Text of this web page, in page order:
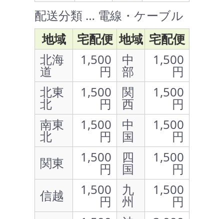
配送分類 … 電線・ケーブル
地域
宅配便 地域 宅配便
北海
道
1,500
円
中
部
1,500
円
北東
北
1,500
円
関
西
1,500
円
南東
北
1,500
円
中
国
1,500
円
関東
1,500
円
四
国
1,500
円
信越
1,500
円
九
州
1,500
円